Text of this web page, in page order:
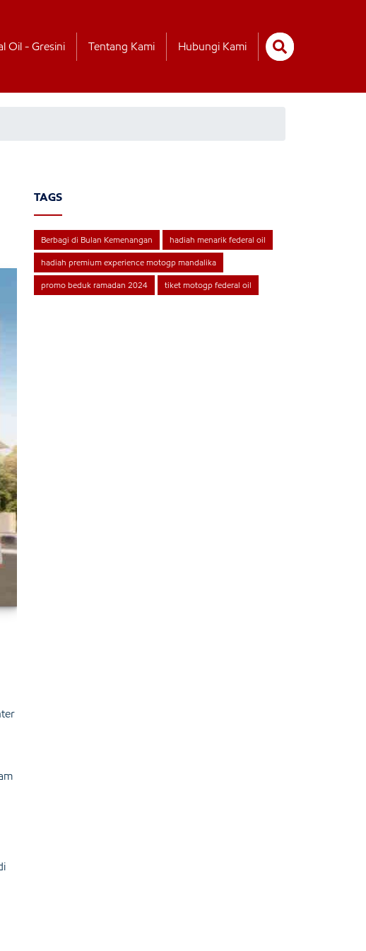
Oil - Gresini Tentang Kami Hubungi Kami
TAGS
Berbagi di Bulan Kemenangan hadiah menarik federal oil
hadiah premium experience motogp mandalika
promo beduk ramadan 2024 tiket motogp federal oil